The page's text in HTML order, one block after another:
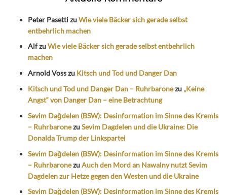
Peter PasettizuWie viele Bäcker sich gerade selbst
entbehrlich machen
AlfzuWie viele Bäcker sich gerade selbst entbehrlich
machen
Arnold Vosszu Kitsch und Tod und Danger Dan
Kitsch und Tod und Danger Dan – Ruhrbaronezu „Keine
Angst“ von Danger Dan – eine Betrachtung
Sevim Dağdelen (BSW): Desinformation im Sinne des Kremls
– RuhrbaronezuSevim Dagdelen und die Ukraine: Die
Donalda Trump der Linkspartei
Sevim Dağdelen (BSW): Desinformation im Sinne des Kremls
– RuhrbaronezuAuch den Mord an Nawalny nutzt Sevim
Dagdelen zur Hetze gegen den Westen und die Ukraine
Sevim Dağdelen (BSW): Desinformation im Sinne des Kremls